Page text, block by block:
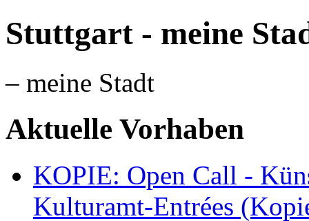
Stuttgart - meine
– meine Stadt
Aktuelle Vorhaben
KOPIE: Open Call -
Kulturamt-Entrées